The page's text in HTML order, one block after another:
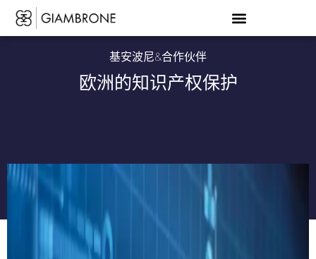
基安波尼&合作伙伴
欧洲的知识产权保护